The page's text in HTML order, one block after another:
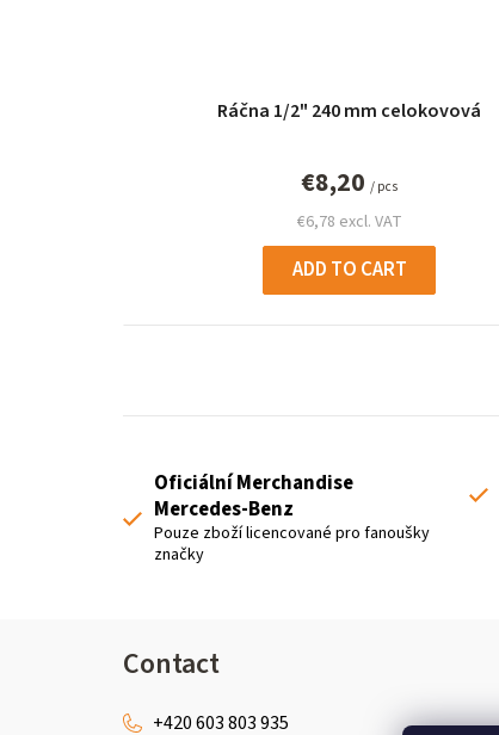
Ráčna 1/2" 240 mm celokovová
€6,78 excl. VAT
€8,20/ pcs
ADD TO CART
Oficiální Merchandise
Mercedes-Benz
Pouze zboží licencované pro fanoušky
značky
Contact
+420 603 803 935